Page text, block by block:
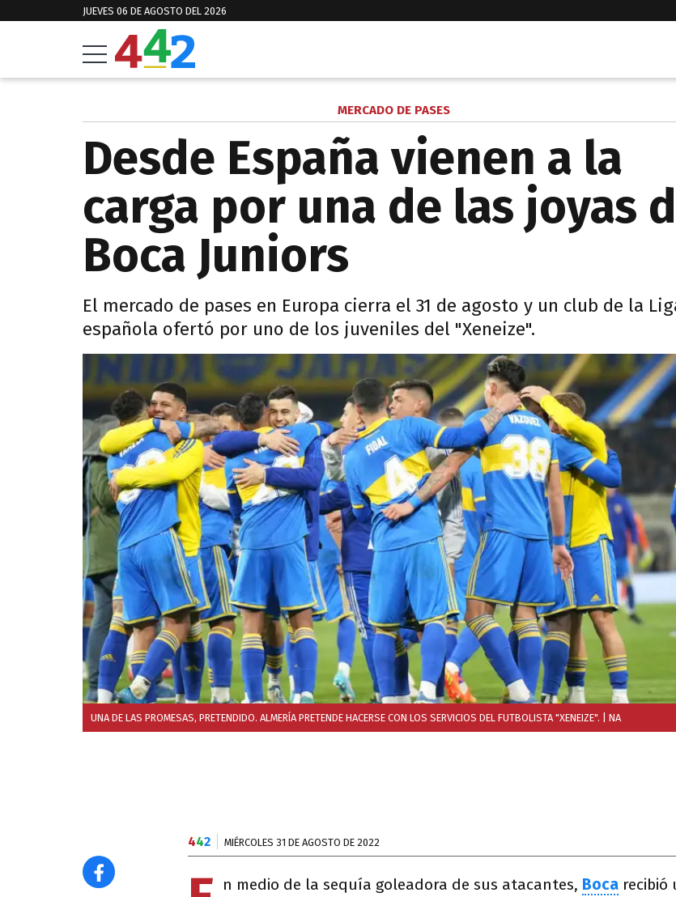
JUEVES 06 DE AGOSTO DEL 2026
MERCADO DE PASES
Desde España vienen a la
carga por una de las joyas
Boca Juniors
El mercado de pases en Europa cierra el 31 de agosto y un club de la
española ofertó por uno de los juveniles del "Xeneize".
UNA DE LAS PROMESAS, PRETENDIDO. ALMERÍA PRETENDE HACERSE CON LOS SERVICIOS DEL FUTBOLISTA "XENEIZE". | NA
442 MIÉRCOLES 31 DE AGOSTO DE 2022
n medio de la sequía goleadora de sus atacantes, Boca recibió